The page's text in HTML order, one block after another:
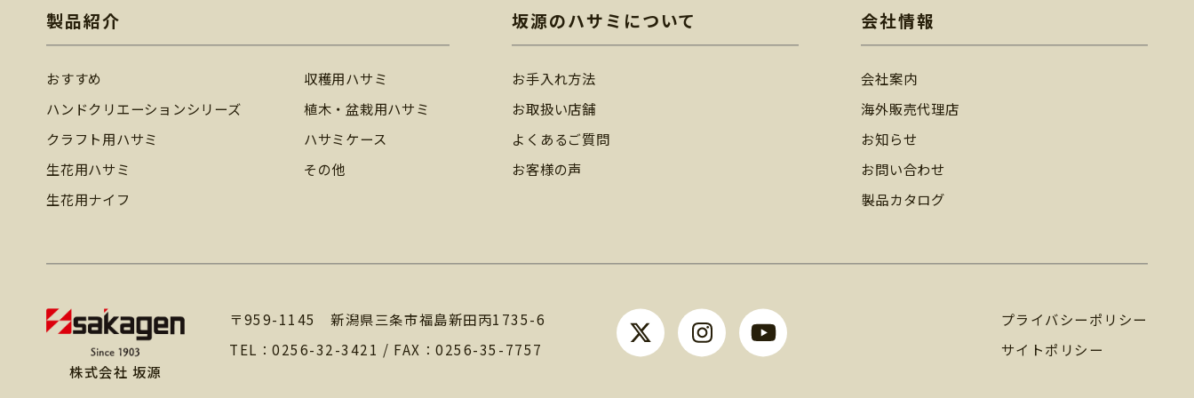
製品紹介
おすすめ
ハンドクリエーションシリーズ
クラフト用ハサミ
生花用ハサミ
生花用ナイフ
収穫用ハサミ
植木・盆栽用ハサミ
ハサミケース
その他
坂源のハサミについて
お手入れ方法
お取扱い店舗
よくあるご質問
お客様の声
会社情報
会社案内
海外販売代理店
お知らせ
お問い合わせ
製品カタログ
株式会社 坂源
〒959-1145 新潟県三条市福島新田丙1735-6
TEL：0256-32-3421 / FAX：0256-35-7757
プライバシーポリシー
サイトポリシー